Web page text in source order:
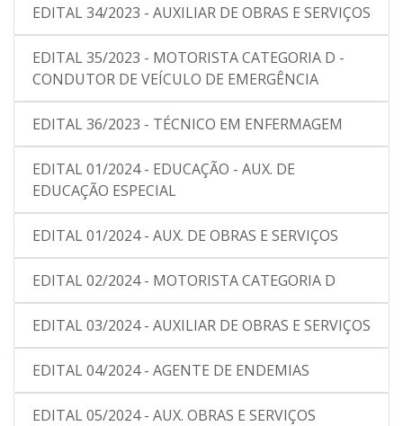
EDITAL 34/2023 - AUXILIAR DE OBRAS E SERVIÇOS
EDITAL 35/2023 - MOTORISTA CATEGORIA D -
CONDUTOR DE VEÍCULO DE EMERGÊNCIA
EDITAL 36/2023 - TÉCNICO EM ENFERMAGEM
EDITAL 01/2024 - EDUCAÇÃO - AUX. DE
EDUCAÇÃO ESPECIAL
EDITAL 01/2024 - AUX. DE OBRAS E SERVIÇOS
EDITAL 02/2024 - MOTORISTA CATEGORIA D
EDITAL 03/2024 - AUXILIAR DE OBRAS E SERVIÇOS
EDITAL 04/2024 - AGENTE DE ENDEMIAS
EDITAL 05/2024 - AUX. OBRAS E SERVIÇOS